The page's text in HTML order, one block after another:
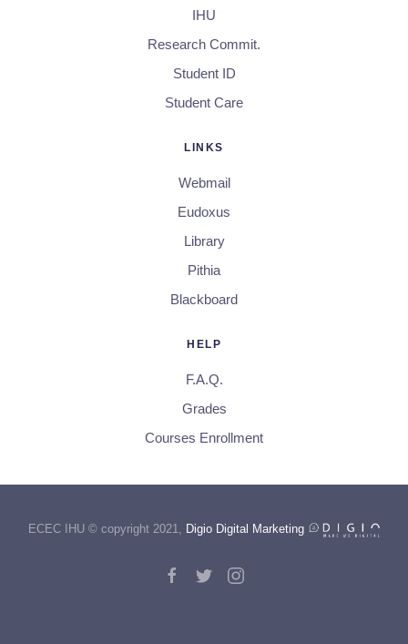
IHU
Research Commit.
Student ID
Student Care
LINKS
Webmail
Eudoxus
Library
Pithia
Blackboard
HELP
F.A.Q.
Grades
Courses Enrollment
ECEC IHU © copyright 2021, Digio Digital Marketing